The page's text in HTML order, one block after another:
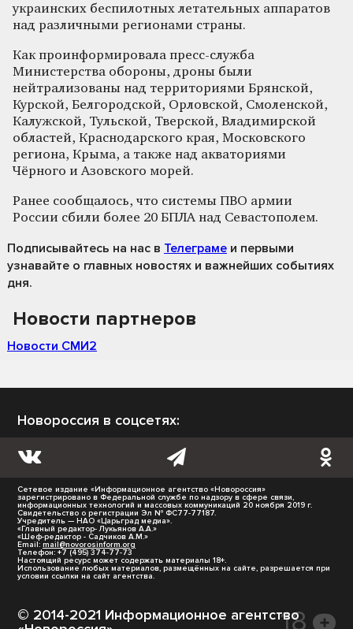
украинских беспилотных летательных аппаратов
над различными регионами страны.
Как проинформировала пресс-служба
Министерства обороны, дроны были
нейтрализованы над территориями Брянской,
Курской, Белгородской, Орловской, Смоленской,
Калужской, Тульской, Тверской, Владимирской
областей, Краснодарского края, Московского
региона, Крыма, а также над акваториями
Чёрного и Азовского морей.
Ранее сообщалось, что системы ПВО армии
России сбили более 20 БПЛА над Севастополем.
Подписывайтесь на нас в Телеграме и первыми
узнавайте о главных новостях и важнейших событиях
дня.
Новости партнеров
Новости СМИ2
Новороссия в соцсетях:
Сетевое издание «Информационное агентство «Новороссия»
зарегистрировано в Федеральной службе по надзору в сфере связи,
информационных технологий и массовых коммуникаций 20 ноября 2019 г.
Свидетельство о регистрации Эл № ФС77-77187.
Учредитель — НАО «Царьград медиа».
«Главный редактор- Лукьянов А.А.»
«Шеф-редактор - Садчиков А.М.»
Email: mail@novorosinform.org
Телефон: +7 (495) 374-77-73
Настоящий ресурс может содержать материалы 18+.
Использование любых материалов, размещённых на сайте, разрешается при
условии ссылки на сайт агентства.
© 2014-2021 Информационное агентство